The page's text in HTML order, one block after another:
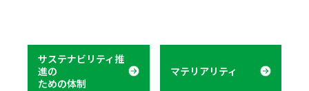
サステナビリティ推
進の
ための体制
マテリアリティ